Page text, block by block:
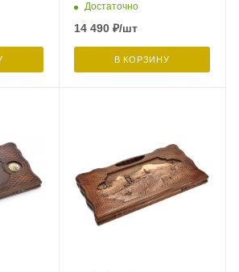
Достаточно
14 490₽/шт
В КОРЗИНУ